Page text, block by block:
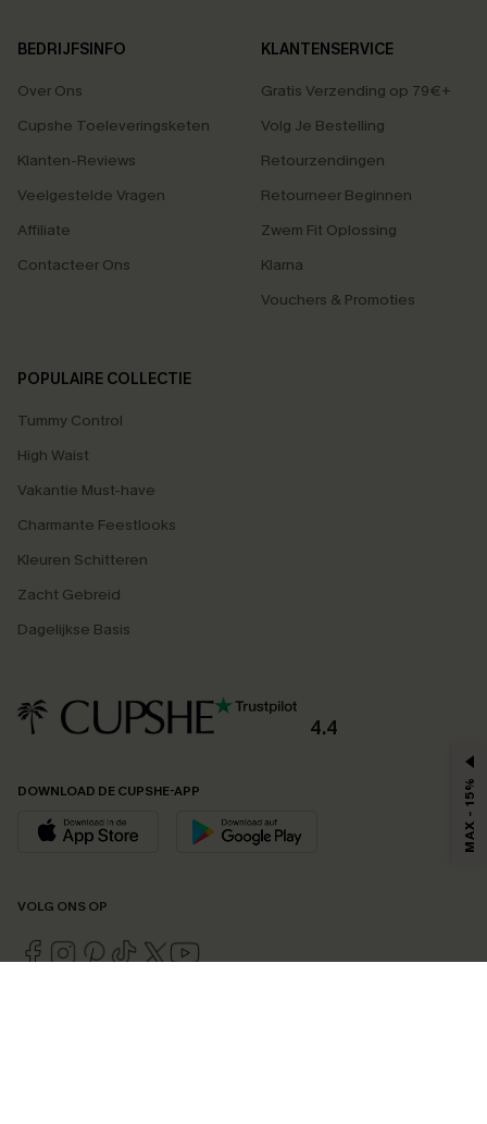
BEDRIJFSINFO
Over Ons
Cupshe Toeleveringsketen
Klanten-Reviews
Veelgestelde Vragen
Affiliate
Contacteer Ons
KLANTENSERVICE
Gratis Verzending op 79€+
Volg Je Bestelling
Retourzendingen
Retourneer Beginnen
Zwem Fit Oplossing
Klarna
Vouchers & Promoties
POPULAIRE COLLECTIE
Tummy Control
High Waist
Vakantie Must-have
Charmante Feestlooks
Kleuren Schitteren
Zacht Gebreid
Dagelijkse Basis
4.4
DOWNLOAD DE CUPSHE-APP
VOLG ONS OP
MAX - 15%